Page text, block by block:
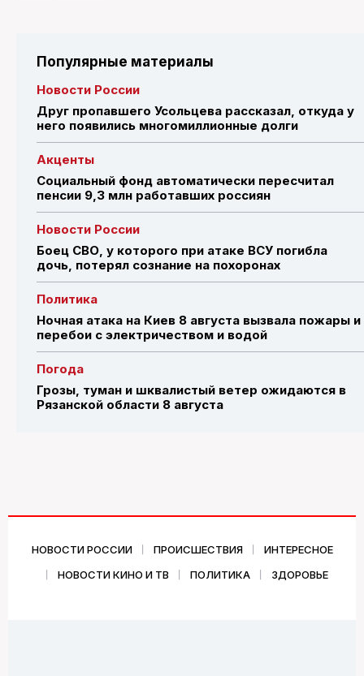
Популярные материалы
Новости России
Друг пропавшего Усольцева рассказал, откуда у
него появились многомиллионные долги
Акценты
Социальный фонд автоматически пересчитал
пенсии 9,3 млн работавших россиян
Новости России
Боец СВО, у которого при атаке ВСУ погибла
дочь, потерял сознание на похоронах
Политика
Ночная атака на Киев 8 августа вызвала пожары и
перебои с электричеством и водой
Погода
Грозы, туман и шквалистый ветер ожидаются в
Рязанской области 8 августа
НОВОСТИ РОССИИ ПРОИСШЕСТВИЯ
ИНТЕРЕСНОЕ
НОВОСТИ КИНО И ТВ
ПОЛИТИКА ЗДОРОВЬЕ